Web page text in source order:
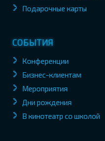
Подарочные карты
СОБЫТИЯ
Конференции
Бизнес-клиентам
Мероприятия
Дни рождения
В кинотеатр со школой